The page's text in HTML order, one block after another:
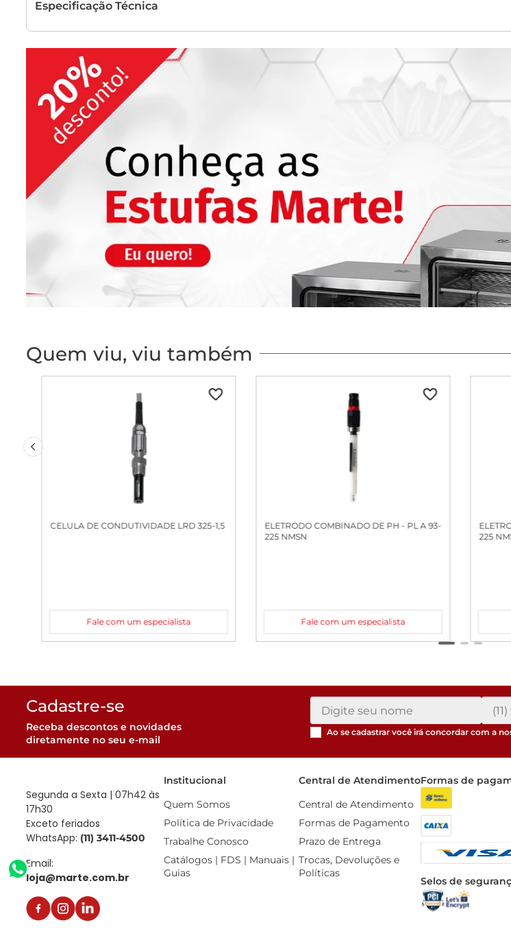
Especificação Técnica
Quem viu, viu também
CELULA DE CONDUTIVIDADE LRD 325-1,5
Fale com um especialista
ELETRODO COMBINADO DE PH - PL A 93-
225 NMSN
Fale com um especialista
225
Cadastre-se
Receba descontos e novidades
diretamente no seu e-mail
Ao se cadastrar você irá concordar com a
Segunda a Sexta | 07h42 às
17h30
Exceto feriados
WhatsApp: (11) 3411-4500
Email:
loja@marte.com.br
Institucional
Quem Somos
Política de Privacidade
Trabalhe Conosco
Catálogos | FDS | Manuais |
Guias
Central de Atendimento
Central de Atendimento
Formas de Pagamento
Prazo de Entrega
Trocas, Devoluções e
Políticas
Formas de
Selos de